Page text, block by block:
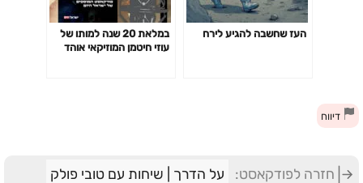
העז שחשבה להגיע לירח
במלאת 20 שנה למותו של
עוזי חיטמן המוזיקאי אוהד
דיווח
חזרה לפודקאסט: על הדרך | שיחות עם טובי פולק